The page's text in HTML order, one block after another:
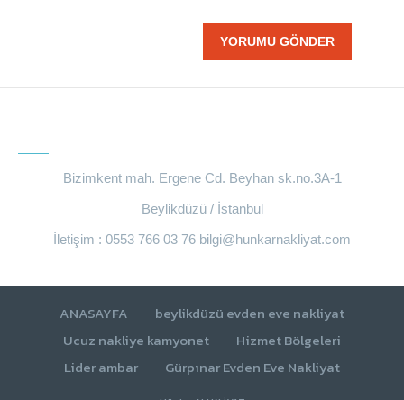
Bizimkent mah. Ergene Cd. Beyhan sk.no.3A-1
Beylikdüzü / İstanbul
İletişim : 0553 766 03 76 bilgi@hunkarnakliyat.com
ANASAYFA
beylikdüzü evden eve nakliyat
Ucuz nakliye kamyonet
Hizmet Bölgeleri
Lider ambar
Gürpınar Evden Eve Nakliyat